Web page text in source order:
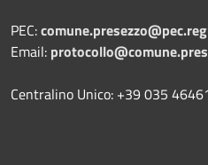
PEC:
Email:
Centralino Unico: +39 035